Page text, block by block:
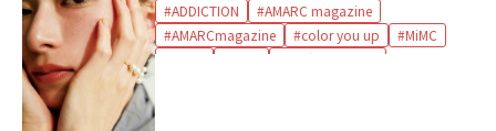
ADDICTION
AMARC magazine
AMARCmagazine
color you up
MiMC
アディクション